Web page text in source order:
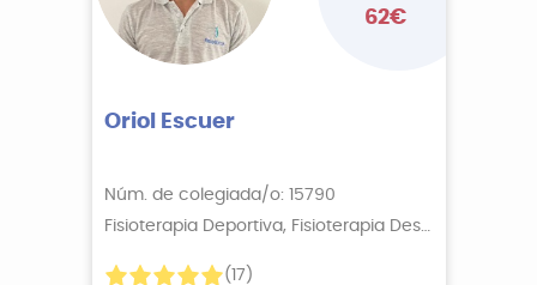
62€
Oriol Escuer
Núm. de colegiada/o: 15790
Fisioterapia Deportiva, Fisioterapia Descontractur
(17)